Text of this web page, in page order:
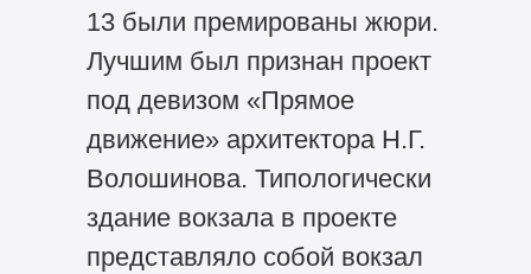
13 были премированы жюри.
Лучшим был признан проект
под девизом «Прямое
движение» архитектора Н.Г.
Волошинова. Типологически
здание вокзала в проекте
представляло собой вокзал